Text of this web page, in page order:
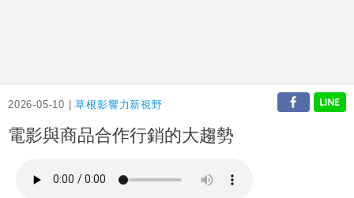
2026-05-10 |草根影響力新視野
電影與商品合作行銷的大趨勢